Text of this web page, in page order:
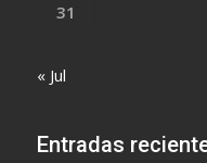
31
« Jul
Entradas